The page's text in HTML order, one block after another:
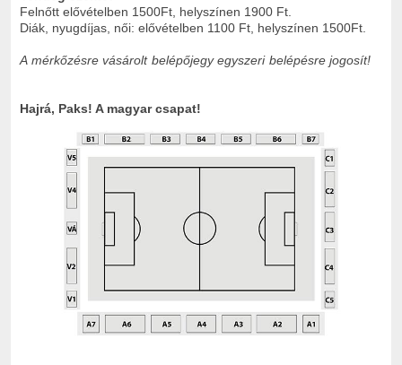
Felnőtt elővételben 1500Ft, helyszínen 1900 Ft.
Diák, nyugdíjas, női: elővételben 1100 Ft, helyszínen 1500Ft.
A mérkőzésre vásárolt belépőjegy egyszeri belépésre jogosít!
Hajrá, Paks! A magyar csapat!